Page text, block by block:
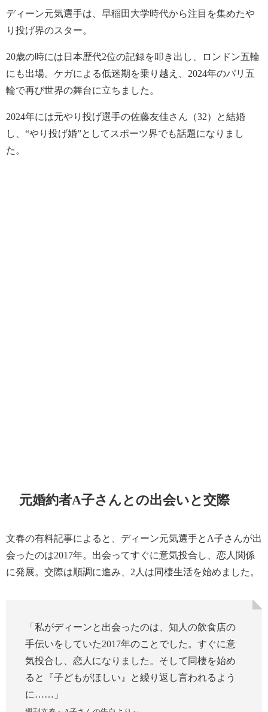
ディーン元気選手は、早稲田大学時代から注目を集めたや
り投げ界のスター。
20歳の時には日本歴代2位の記録を叩き出し、ロンドン五輪
にも出場。ケガによる低迷期を乗り越え、2024年のパリ五
輪で再び世界の舞台に立ちました。
2024年には元やり投げ選手の佐藤友佳さん（32）と結婚
し、“やり投げ婚”としてスポーツ界でも話題になりまし
た。
元婚約者A子さんとの出会いと交際
文春の有料記事によると、ディーン元気選手とA子さんが出
会ったのは2017年。出会ってすぐに意気投合し、恋人関係
に発展。交際は順調に進み、2人は同棲生活を始めました。
「私がディーンと出会ったのは、知人の飲食店の
手伝いをしていた2017年のことでした。すぐに意
気投合し、恋人になりました。そして同棲を始め
ると『子どもがほしい』と繰り返し言われるよう
に……」